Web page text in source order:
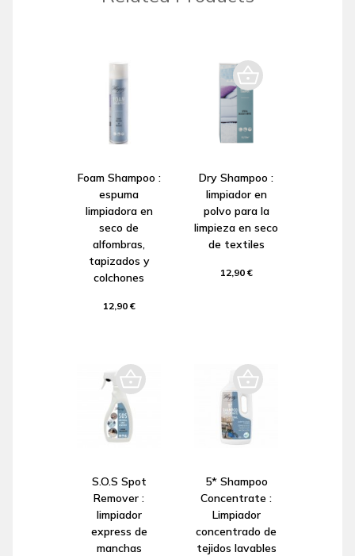
Foam Shampoo :
espuma
limpiadora en
seco de
alfombras,
tapizados y
colchones
12,90 €
Dry Shampoo :
limpiador en
polvo para la
limpieza en seco
de textiles
12,90 €
S.O.S Spot
Remover :
limpiador
express de
manchas
5* Shampoo
Concentrate :
Limpiador
concentrado de
tejidos lavables